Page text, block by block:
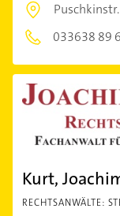
033638 89
Kurt,
RECHTSANWÄLTE: